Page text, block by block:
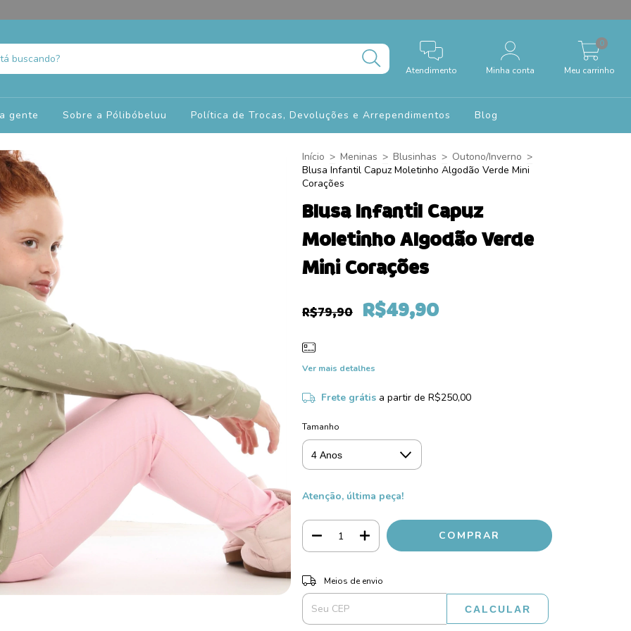
Atendimento Minha conta Meu carrinho
0
gente Sobre a Pólibóbeluu Política de Trocas, Devoluções e Arrependimentos Blog
Início > Meninas > Blusinhas > Outono/Inverno >
Blusa Infantil Capuz Moletinho Algodão Verde Mini
Corações
Blusa Infantil Capuz
Moletinho Algodão Verde
Mini Corações
R$79,90 R$49,90
Ver mais detalhes
Frete grátis a partir de R$250,00
Tamanho
Atenção, última peça!
Entregas para o CEP:
Meios de envio
CALCULAR